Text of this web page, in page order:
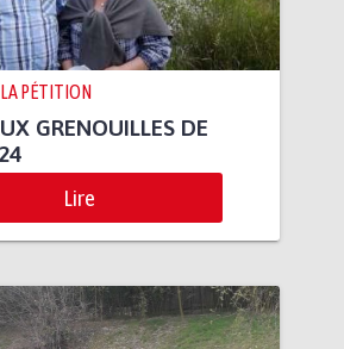
LA PÉTITION
GRENOUILLES DE
Lire